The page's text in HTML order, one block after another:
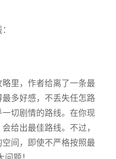
里，作者给离了一条最
多好感，不丢失任怎路
切剧情的路线。在你现
给出最佳路线。不过，
间，即使不严格按照最